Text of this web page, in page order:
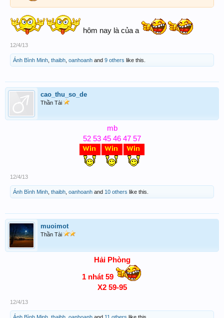
hôm nay là của a
12/4/13
Ánh Bình Minh thaibh oanhoanh and 9 others like this.
cao_thu_so_de
Thần Tài
mb
52 53 45 46 47 57
12/4/13
Ánh Bình Minh thaibh oanhoanh and 10 others like this.
muoimot
Thần Tài
Hải Phòng
1 nhát 59
X2 59-95
12/4/13